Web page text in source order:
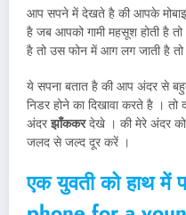
आप सपने में देखते है की आपके
है जब आपको गामी महसूश होती है
है तो उस फोन में आग लग जाती है
ये सपना बतात है की आप अंदर से
निडर होने का दिखावा करते है ।
अंदरझाँककरदेखे । की मेरे अंदर
जलद से जल्द दूर करें ।
एक युवती को हाथ में